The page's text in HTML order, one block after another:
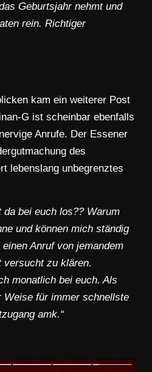
Geburtsjahr nehmt und
rein. Richtiger
kam ein weiterer Post
G ist scheinbar ebenfalls
Anrufe. Der Essener
des
lebenslang unbegrenztes
bei euch los?? Warum
und können mich ständig
Anruf von jemandem
versucht zu klären.
monatlich bei euch. Als
Weise für immer schnellste
amk.“